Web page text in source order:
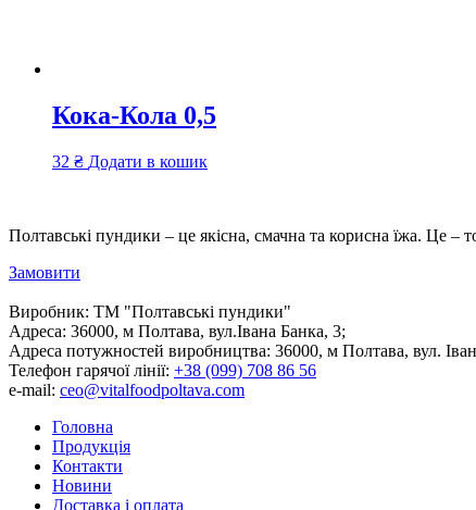
Кока-Кола 0,5
32 ₴ Додати в кошик
Полтавські пундики – це якісна, смачна та корисна їжа. Це –
Замовити
Виробник: ТМ "Полтавські пундики"
Адреса: 36000, м Полтава, вул.Івана Банка, 3;
Адреса потужностей виробництва: 36000, м Полтава, вул.
Телефон гарячої лінії: +38 (099) 708 86 56
e-mail: ceo@vitalfoodpoltava.com
Головна
Продукція
Контакти
Новини
Доставка і оплата